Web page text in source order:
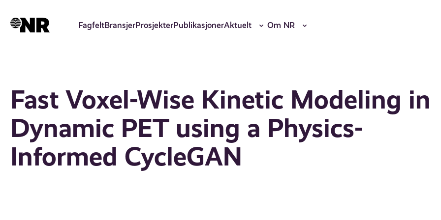
hovedinnhold
FagfeltBransjerProsjekterPublikasjonerAktuelt Om NR
Fast Voxel-Wise Kinetic Modeling in
Dynamic PET using a Physics-
Informed CycleGAN